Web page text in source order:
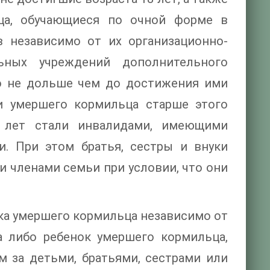
обучающиеся по очной форме в
от их организационно-
учреждений дополнительного
не дольше чем до достижения ими
кормильца старше этого
стали инвалидами, имеющими
При этом братья, сестры и внуки
членами семьи при условии, что они
умершего кормильца независимо от
либо ребенок умершего кормильца,
за детьми, братьями, сестрами или